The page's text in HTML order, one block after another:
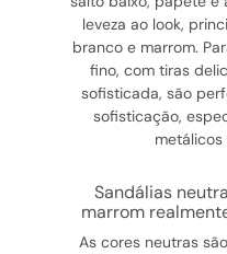
leveza ao look,
branco e marrom.
fino, com tiras
sofisticada, são
sofisticação,
metálicos
sandálias neutras como bege, preto e
marrom
As cores neutras